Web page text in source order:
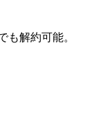
も解約可能。